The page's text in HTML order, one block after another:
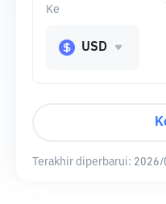
Ke
USD
Terakhir diperbarui: 2026/